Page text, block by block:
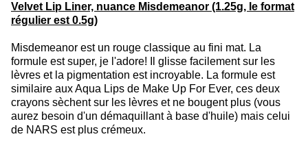
Velvet Lip Liner, nuance Misdemeanor (1.25g, le format
régulier est 0.5g)
Misdemeanor est un rouge classique au fini mat. La
formule est super, je l'adore! Il glisse facilement sur les
lèvres et la pigmentation est incroyable. La formule est
similaire aux Aqua Lips de Make Up For Ever, ces deux
crayons sèchent sur les lèvres et ne bougent plus (vous
aurez besoin d'un démaquillant à base d'huile) mais celui
de NARS est plus crémeux.